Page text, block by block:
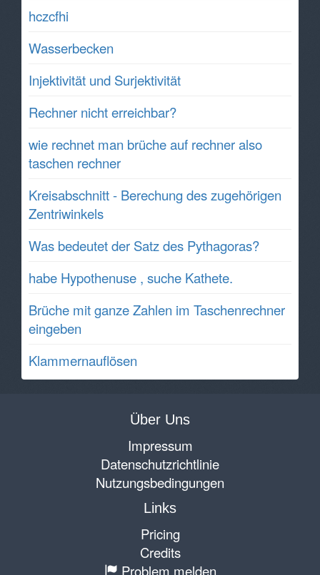
hczcfhi
Wasserbecken
Injektivität und Surjektivität
Rechner nicht erreichbar?
wie rechnet man brüche auf rechner also
taschen rechner
Kreisabschnitt - Berechung des zugehörigen
Zentriwinkels
Was bedeutet der Satz des Pythagoras?
habe Hypothenuse , suche Kathete.
Brüche mit ganze Zahlen im Taschenrechner
eingeben
Klammernauflösen
Über Uns
Impressum
Datenschutzrichtlinie
Nutzungsbedingungen
Links
Pricing
Credits
Problem melden